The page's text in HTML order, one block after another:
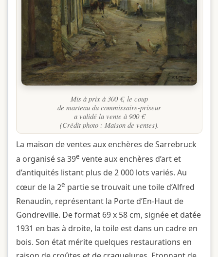
Mis à prix à 300 €, le coup
de marteau du commissaire-priseur
a validé la vente à 900 €
(Crédit photo : Maison de ventes).
La maison de ventes aux enchères de Sarrebruck
a organisé sa 39e vente aux enchères d’art et
d’antiquités listant plus de 2 000 lots variés. Au
cœur de la 2e partie se trouvait une toile d’Alfred
Renaudin, représentant la Porte d’En-Haut de
Gondreville. De format 69 x 58 cm, signée et datée
1931 en bas à droite, la toile est dans un cadre en
bois. Son état mérite quelques restaurations en